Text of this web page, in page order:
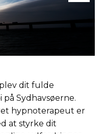
dit fulde
Sydhavsøerne.
hypnoterapeut er
at styrke dit